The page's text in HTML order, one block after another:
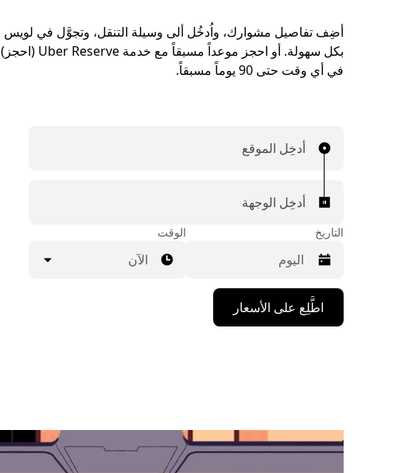
أضِف تفاصيل مشوارك، واُدخُل ألى وسيلة التنقل، وتجوَّل في لويس
بكل سهولة. أو احجز موعداً مسبقاً مع خدمة Uber Reserve (احجز)
في أي وقت حتى 90 يوماً مسبقاً.
أدخِل الموقع
أدخِل الوجهة
التاريخ
اضغط
على
مفتاح
اضغط
الوقت
الآن
اطَّلِع على الأسعار